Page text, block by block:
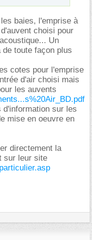
baies, l'emprise à
choisi pour
Un
toute façon plus
cotes pour l'emprise
d'air choisi mais
les auvents
sur les
mise en oeuvre en
directement la
sur leur site